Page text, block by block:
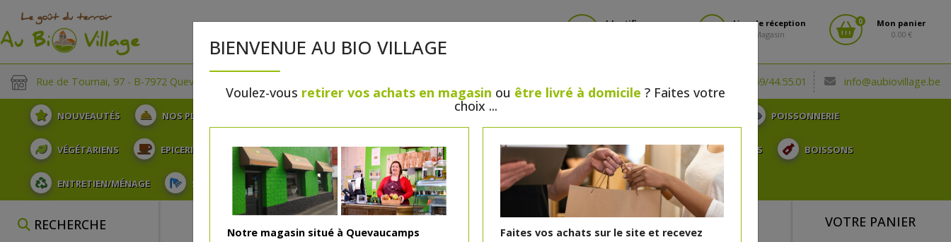
Identifiez-vous
Lieu de réception
Magasin
0
Mon panier
0.00 €
Rue de Tournai, 97 - B-7972 Quevaucamps (0032) 069/44.55.01 info@aubiovillage.be
NOUVEAUTÉS NOS PLATEAUX POISSONNERIE
VÉGÉTARIENS EPICERIE PLATS TRAITEUR BOULANGERIE / PÂTISSERIE SANS GLUTEN, SANS LACTOSE, ... SURGELÉS BOISSONS
ENTRETIEN/MÉNAGE SOINS ET HYGIÈNE DU CORPS BEAUTÉ HUILES ESSENTIELLES MAISON CADEAUX
RECHERCHE
BIENVENUE AU BIO VILLAGE
Voulez-vous retirer vos achats en magasin ou être livré à domicile ? Faites votre
choix ...
Notre magasin situé à Quevaucamps
Faites vos achats sur le site et recevez
EPICES
VOTRE PANIER